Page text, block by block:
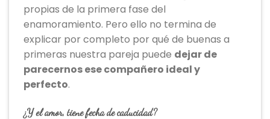
propias de la primera fase del
enamoramiento. Pero ello no termina de
explicar por completo por qué de buenas a
primeras nuestra pareja puede dejar de
parecernos ese compañero ideal y
perfecto.
¿Y el amor, tiene fecha de caducidad?